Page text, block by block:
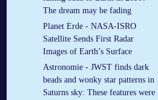
The dream may be fading
Planet Erde - NASA-ISRO
Satellite Sends First Radar
Images of Earth’s Surface
Astronomie - JWST finds dark
beads and wonky star patterns in
Saturns sky: These features were